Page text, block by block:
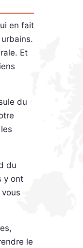
en fait
Et
du
du
y ont
le